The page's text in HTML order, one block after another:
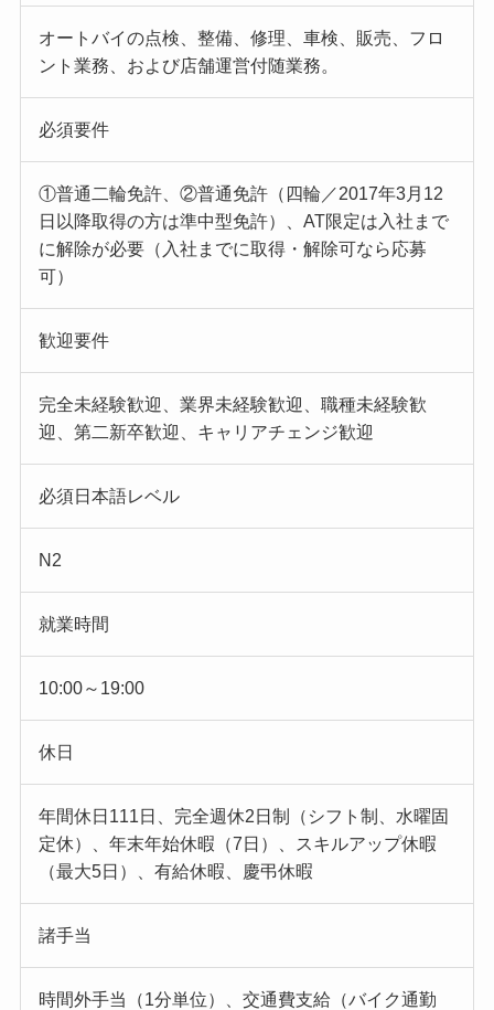
オートバイの点検、整備、修理、車検、販売、フロ
ント業務、および店舗運営付随業務。
必須要件
①普通二輪免許、②普通免許（四輪／2017年3月12
日以降取得の方は準中型免許）、AT限定は入社まで
に解除が必要（入社までに取得・解除可なら応募
可）
歓迎要件
完全未経験歓迎、業界未経験歓迎、職種未経験歓
迎、第二新卒歓迎、キャリアチェンジ歓迎
必須日本語レベル
N2
就業時間
10:00～19:00
休日
年間休日111日、完全週休2日制（シフト制、水曜固
定休）、年末年始休暇（7日）、スキルアップ休暇
（最大5日）、有給休暇、慶弔休暇
諸手当
時間外手当（1分単位）、交通費支給（バイク通勤